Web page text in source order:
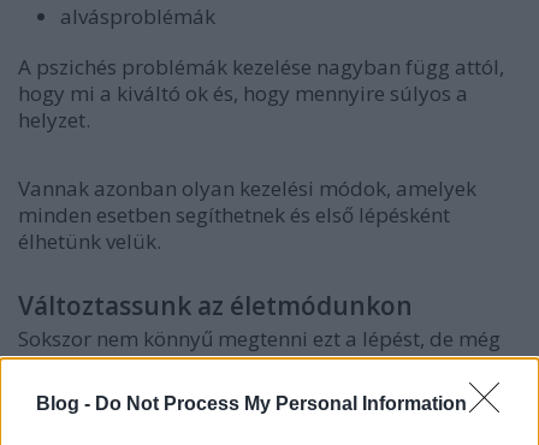
Blog - Do Not Process My Personal Information
alvásproblémák
A pszichés problémák kezelése nagyban függ attól,
hogy mi a kiváltó ok és, hogy mennyire súlyos a
helyzet.
Vannak azonban olyan kezelési módok, amelyek
minden esetben segíthetnek és első lépésként
élhetünk velük.
Változtassunk az életmódunkon
Sokszor nem könnyű megtenni ezt a lépést, de még
mindig egyszerűbb, mint orvoshoz fordulni.